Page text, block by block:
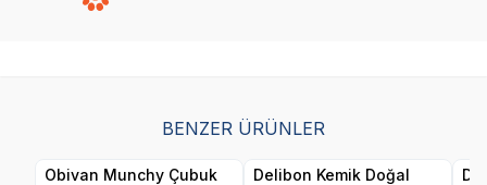
BENZER ÜRÜNLER
Obivan Munchy Çubuk
Delibon Kemik Doğal